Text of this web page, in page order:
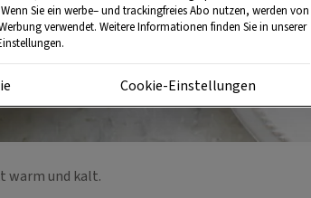
warm und kalt.
Sie ein werbe– und trackingfreies Abo nutzen, werden von
verwendet. Weitere Informationen finden Sie in unserer
Cookie-Einstellungen